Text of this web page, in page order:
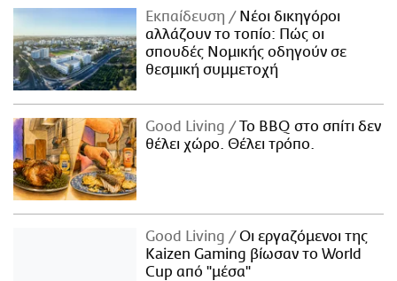
Εκπαίδευση
Νέοι δικηγόροι
αλλάζουν το τοπίο: Πώς οι
σπουδές Νομικής οδηγούν σε
θεσμική συμμετοχή
Good Living
Το BBQ στο σπίτι δεν
θέλει χώρο. Θέλει τρόπο.
Good Living
Οι εργαζόμενοι της
Kaizen Gaming βίωσαν το World
Cup από "μέσα"